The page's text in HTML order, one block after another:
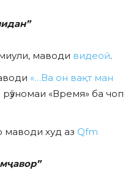
маводи видеоӣ.
«…Ва он вақт ман
«Время» ба чоп
маводи худ аз Qfm